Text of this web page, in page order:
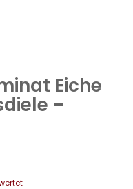
Eiche
–